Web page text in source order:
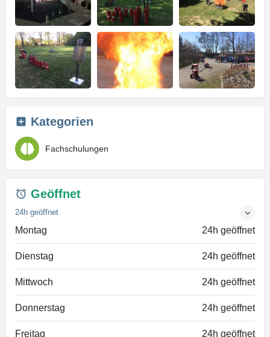
Kategorien
Fachschulungen
Geöffnet
24h geöffnet
Montag 24h geöffnet
Dienstag 24h geöffnet
Mittwoch 24h geöffnet
Donnerstag 24h geöffnet
Freitag 24h geöffnet